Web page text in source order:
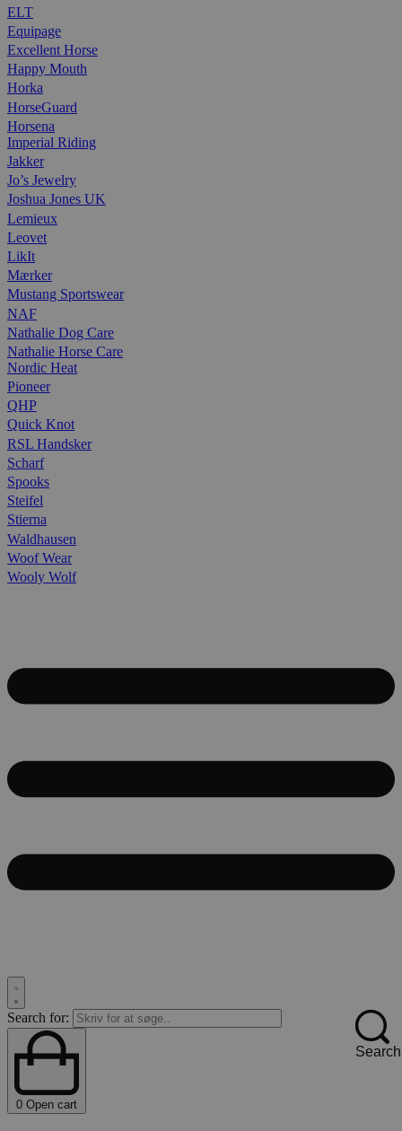
ELT
Equipage
Excellent Horse
Happy Mouth
Horka
HorseGuard
Horsena
Imperial Riding
Jakker
Jo’s Jewelry
Joshua Jones UK
Lemieux
Leovet
LikIt
Mærker
Mustang Sportswear
NAF
Nathalie Dog Care
Nathalie Horse Care
Nordic Heat
Pioneer
QHP
Quick Knot
RSL Handsker
Scharf
Spooks
Steifel
Stierna
Waldhausen
Woof Wear
Wooly Wolf
Search for:
Search
0 Open cart